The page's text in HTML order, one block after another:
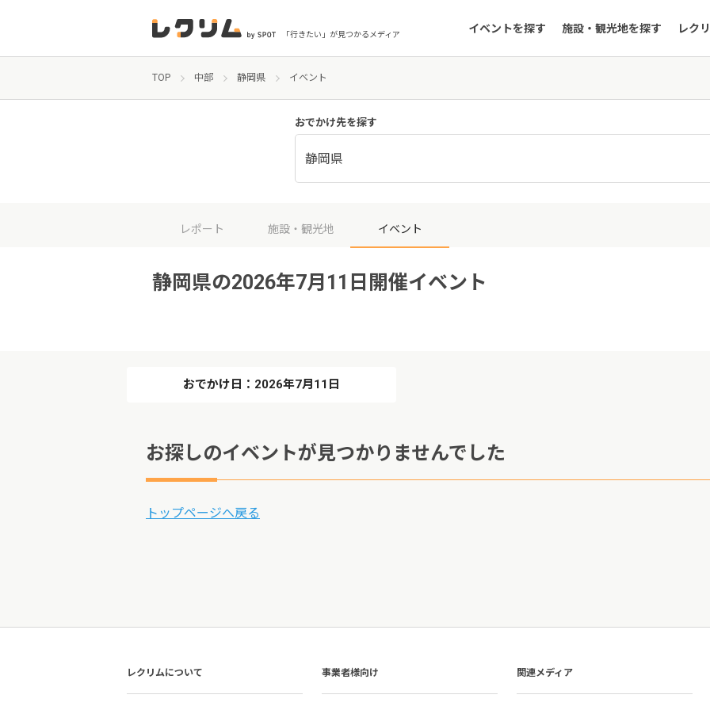
「行きたい」が見つかるメディア イベントを探す 施設・観光地を探す レク
TOP 中部 静岡県 イベント
おでかけ先を探す
静岡県
レポート 施設・観光地 イベント
静岡県の2026年7月11日開催イベント
おでかけ日：2026年7月11日
お探しのイベントが見つかりませんでした
トップページへ戻る
レクリムについて 事業者様向け 関連メディア